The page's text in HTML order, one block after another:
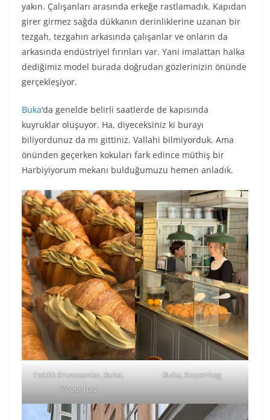
yakın. Çalışanları arasında erkeğe rastlamadık. Kapıdan
girer girmez sağda dükkanın derinliklerine uzanan bir
tezgah, tezgahın arkasında çalışanlar ve onların da
arkasında endüstriyel fırınları var. Yani imalattan halka
dediğimiz model burada doğrudan gözlerinizin önünde
gerçekleşiyor.
Buka‘da genelde belirli saatlerde de kapısında
kuyruklar oluşuyor. Ha, diyeceksiniz ki burayı
biliyordunuz da mı gittiniz. Vallahi bilmiyorduk. Ama
önünden geçerken kokuları fark edince müthiş bir
Harbiyiyorum mekanı bulduğumuzu hemen anladık.
Fıstıklı Kruvasanlar, Buka,
Kopenhag
Buka, Kopenhag